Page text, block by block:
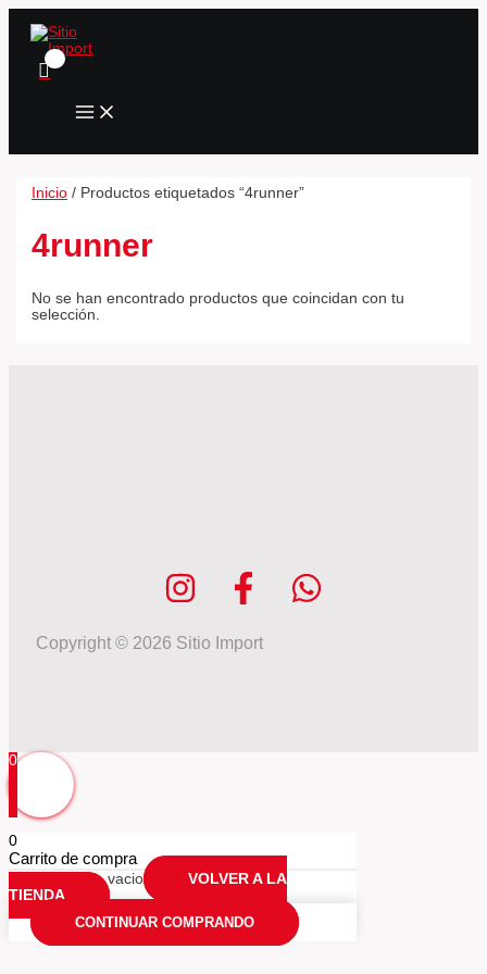
Ir
contenido
MAIN
Inicio / Productos etiquetados “4runner”
4runner
No se han encontrado productos que coincidan con tu
selección.
Copyright © 2026 Sitio Import
0
0
Carrito de compra
Tu carrio esta vacio
VOLVER A LA
TIENDA
CONTINUAR COMPRANDO